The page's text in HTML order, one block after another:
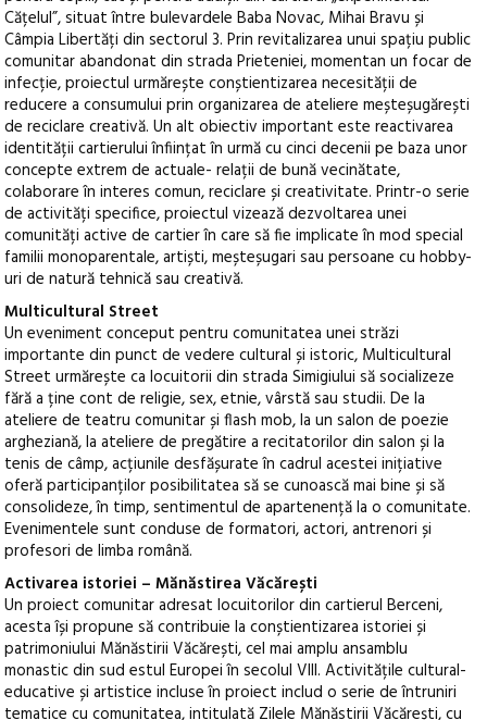
Cățelul”, situat între bulevardele Baba Novac, Mihai Bravu și
Câmpia Libertăți din sectorul 3. Prin revitalizarea unui spațiu public
comunitar abandonat din strada Prieteniei, momentan un focar de
infecție, proiectul urmărește conștientizarea necesității de
reducere a consumului prin organizarea de ateliere meșteșugărești
de reciclare creativă. Un alt obiectiv important este reactivarea
identității cartierului înființat în urmă cu cinci decenii pe baza unor
concepte extrem de actuale- relații de bună vecinătate,
colaborare în interes comun, reciclare și creativitate. Printr-o serie
de activități specifice, proiectul vizează dezvoltarea unei
comunități active de cartier în care să fie implicate în mod special
familii monoparentale, artiști, meșteșugari sau persoane cu hobby-
uri de natură tehnică sau creativă.
Multicultural Street
Un eveniment conceput pentru comunitatea unei străzi
importante din punct de vedere cultural și istoric, Multicultural
Street urmărește ca locuitorii din strada Simigiului să socializeze
fără a ține cont de religie, sex, etnie, vârstă sau studii. De la
ateliere de teatru comunitar și flash mob, la un salon de poezie
argheziană, la ateliere de pregătire a recitatorilor din salon și la
tenis de câmp, acțiunile desfășurate în cadrul acestei inițiative
oferă participanților posibilitatea să se cunoască mai bine și să
consolideze, în timp, sentimentul de apartenență la o comunitate.
Evenimentele sunt conduse de formatori, actori, antrenori și
profesori de limba română.
Activarea istoriei – Mănăstirea Văcărești
Un proiect comunitar adresat locuitorilor din cartierul Berceni,
acesta își propune să contribuie la conștientizarea istoriei și
patrimoniului Mănăstirii Văcărești, cel mai amplu ansamblu
monastic din sud estul Europei în secolul VIII. Activitățile cultural-
educative și artistice incluse în proiect includ o serie de întruniri